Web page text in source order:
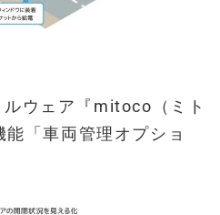
ウェア『mitoco（ミト
「車両管理オプショ